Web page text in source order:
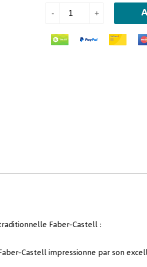
- +
Faber-Castell :
Castell impressionne par son